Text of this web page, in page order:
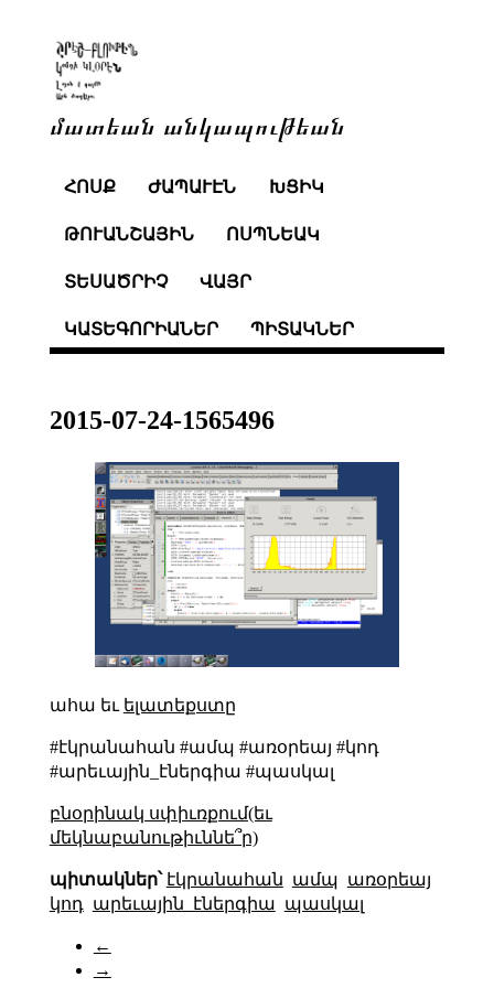
մատեան անկապութեան
ՀՈՍՔ ԺԱՊԱՒԷՆ ԽՑԻԿ
ԹՈՒԱՆՇԱՅԻՆ ՈՍՊՆԵԱԿ
ՏԵՍԱԾՐԻՉ ՎԱՅՐ
ԿԱՏԵԳՈՐԻԱՆԵՐ ՊԻՏԱԿՆԵՐ
2015-07-24-1565496
ահա եւ ելատեքստը
#էկրանահան #ամպ #առօրեայ #կոդ
#արեւային_էներգիա #պասկալ
բնօրինակ սփիւռքում(եւ
մեկնաբանութիւննե՞ր)
պիտակներ՝ էկրանահան ամպ առօրեայ
կոդ արեւային_էներգիա պասկալ
←
→